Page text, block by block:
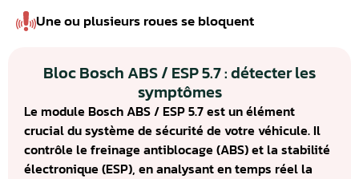
Une ou plusieurs roues se bloquent
Bloc Bosch ABS / ESP 5.7 : détecter les
symptômes
Le module Bosch ABS / ESP 5.7 est un élément
crucial du système de sécurité de votre véhicule. Il
contrôle le freinage antiblocage (ABS) et la stabilité
électronique (ESP), en analysant en temps réel la